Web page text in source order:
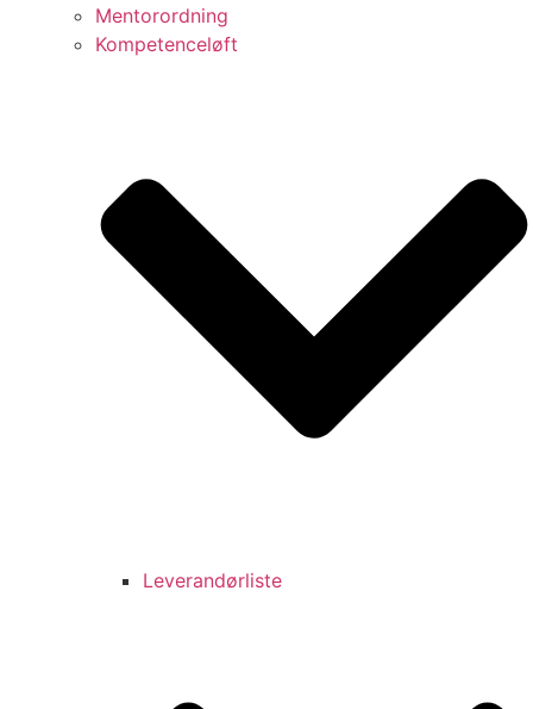
Mentorordning
Kompetenceløft
Leverandørliste